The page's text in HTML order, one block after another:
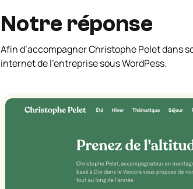
Notre réponse
Afin d’accompagner Christophe Pelet dans
internet de l’entreprise sous WordPess.